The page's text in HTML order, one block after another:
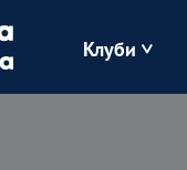
Клуби